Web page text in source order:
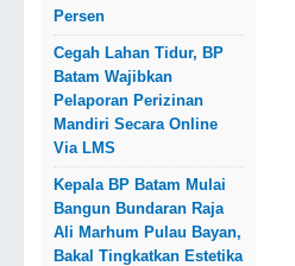
Persen
Cegah Lahan Tidur, BP
Batam Wajibkan
Pelaporan Perizinan
Mandiri Secara Online
Via LMS
Kepala BP Batam Mulai
Bangun Bundaran Raja
Ali Marhum Pulau Bayan,
Bakal Tingkatkan Estetika